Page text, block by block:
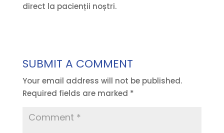
direct la pacienții noștri.
SUBMIT A COMMENT
Your email address will not be published.
Required fields are marked *